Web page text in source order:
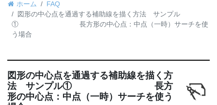
ホーム
FAQ
図形の中心点を通過する補助線を描く方法 サンプル
① 長方形の中心点：中点（一時）サーチを使
う場合
図形の中心点を通過する補助線を描く方
法 サンプル① 長方
形の中心点：中点（一時）サーチを使う